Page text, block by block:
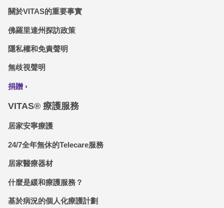
關於VITAS的重要事實
佛羅里達州探訪政策
隱私權和免責聲明
無歧視聲明
捐贈
VITAS® 療護服務
居家安寧療護
24/7全年無休的Telecare服務
居家醫療器材
什麼是緩和療護服務？
基於病況的個人化療護計劃